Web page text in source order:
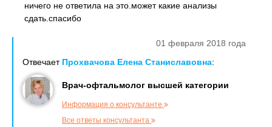
ничего не ответила на это.может какие анализы
сдать.спасибо
01 февраля 2018 года
Отвечает Прохвачова Елена Станиславовна:
Врач-офтальмолог высшей категории
Информация о консультанте
Все ответы консультанта